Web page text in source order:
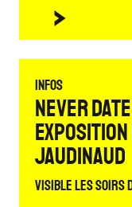
Infos
NEVER
exposition
Jaudinaud
Visible les soirs